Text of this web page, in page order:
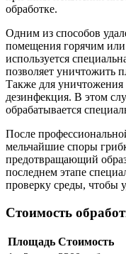
обработке.
Одним из способов
помещения горячим
используется
позволяет уничтожить
Также для уничтожения
дезинфекция. В этом
обрабатывается
После
мельчайшие споры
предотвращающий
последнем этапе
проверку среды, чтобы
Стоимость
Площадь Стоимость